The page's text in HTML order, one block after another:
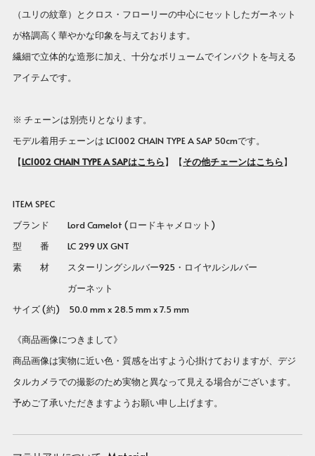
（ユリの紋章）とクロス・フローリーの中心にセットしたガーネット
が格調高く華やかな印象を与えております。
繊細で立体的な造形に加え、十分なボリュームでインパクトを与える
アイテムです。
※ チェーンは別売りとなります。
モデル着用チェーンは LC1002 CHAIN TYPE A SAP 50cmです。
【LC1002 CHAIN TYPE A SAPはこちら】【その他チェーンはこちら】
ITEM SPEC
ブランド Lord Camelot (ロードキャメロット)
型 番 LC 299 UX GNT
素 材 スターリングシルバー925・ロイヤルシルバー
ガーネット
サイズ (約) 50.0 mm x 28.5 mm x 7.5 mm
《商品画像につきまして》
商品画像は実物に近い色・質感を出すよう心掛けておりますが、デジ
タルカメラでの撮影のため実物と異なって見える場合がございます。
予めご了承いただきますようお願い申し上げます。